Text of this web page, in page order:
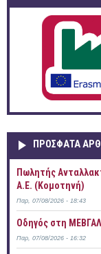
ΠΡOΣΦΑΤΑ
Πωλητής
Α.Ε. (Κομοτηνή)
Παρ, 07/08/2026 - 18:43
Οδηγός στη
Παρ, 07/08/2026 - 16:32